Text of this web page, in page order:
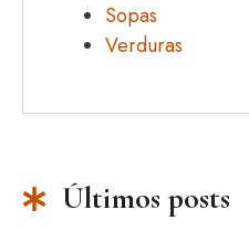
Sopas
Verduras
Últimos posts